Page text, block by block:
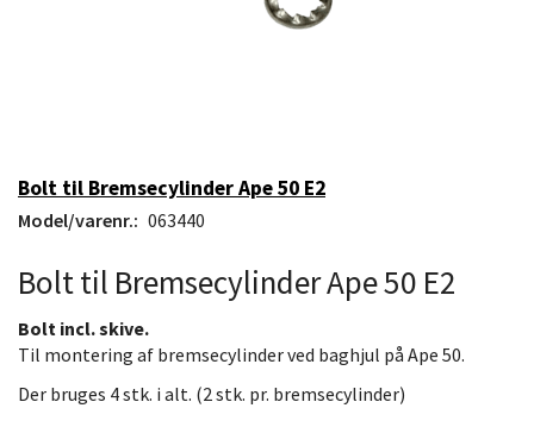
Bolt til Bremsecylinder Ape 50 E2
Model/varenr.: 063440
Bolt til Bremsecylinder Ape 50 E2
Bolt incl. skive.
Til montering af bremsecylinder ved baghjul på Ape 50.
Der bruges 4 stk. i alt. (2 stk. pr. bremsecylinder)